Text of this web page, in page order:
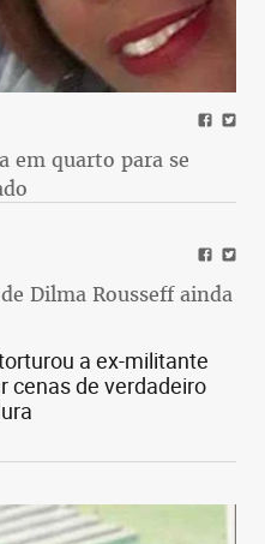
em quarto para se
Dilma Rousseff ainda
a ex-militante
cenas de verdadeiro